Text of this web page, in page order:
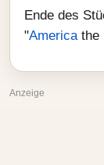
Ende des
"Americathe
Anzeige